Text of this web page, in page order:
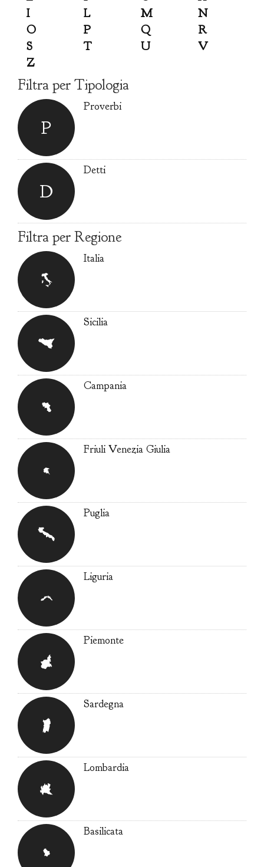
I
L M
N
O
P Q
R
S
T U
V
Z
Filtra per Tipologia
P
Proverbi
D
Detti
Filtra per Regione
Italia
Sicilia
Campania
Friuli Venezia Giulia
Puglia
Liguria
Piemonte
Sardegna
Lombardia
Basilicata